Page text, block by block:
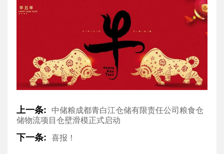
上一条: 中储粮成都青白江仓储有限责任公司粮食仓
储物流项目仓壁滑模正式启动
下一条: 喜报！